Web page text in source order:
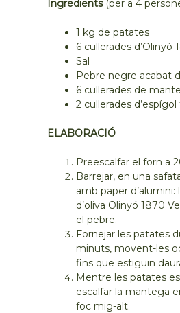
Ingredients (per a 4
1 kg de patates
6 cullerades d’Olinyó
Sal
Pebre negre acabat
6 cullerades de
2 cullerades d’espígol
ELABORACIÓ
Preescalfar el forn a
Barrejar, en una
amb paper d’alumini:
d’oliva Olinyó 1870
el pebre.
Fornejar les patates
minuts, movent-les
fins que estiguin
Mentre les patates
escalfar la mantega
foc mig-alt.